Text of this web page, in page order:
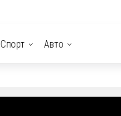
Спорт Авто